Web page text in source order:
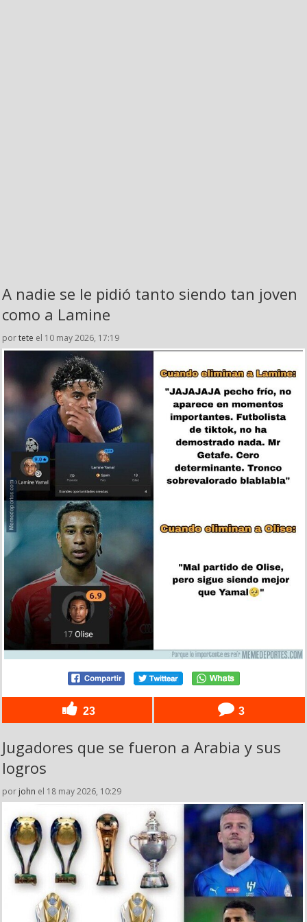
A nadie se le pidió tanto siendo tan joven
como a Lamine
portete el 10 may 2026, 17:19
23 3
Jugadores que se fueron a Arabia y sus
logros
por john el 18 may 2026, 10:29